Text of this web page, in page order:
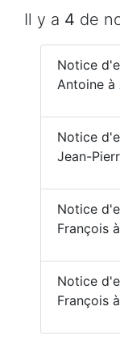
Il y a 4 de
Notice
Antoine à
Notice
Jean-
Notice
François à
Notice
François à